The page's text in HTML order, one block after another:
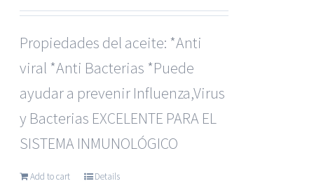
price
$49.99.
price
$39.99.
Propiedades del aceite: *Anti
viral *Anti Bacterias *Puede
ayudar a prevenir Influenza,Virus
y Bacterias EXCELENTE PARA EL
SISTEMA INMUNOLÓGICO
Add to cart Details